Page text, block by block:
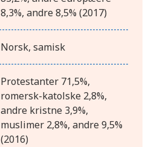
8,3%, andre 8,5% (2017)
Norsk, samisk
Protestanter 71,5%,
romersk-katolske 2,8%,
andre kristne 3,9%,
muslimer 2,8%, andre 9,5%
(2016)